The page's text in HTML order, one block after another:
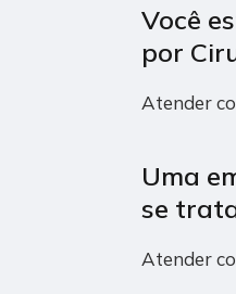
Você
por
Atender
Uma
se
Atender